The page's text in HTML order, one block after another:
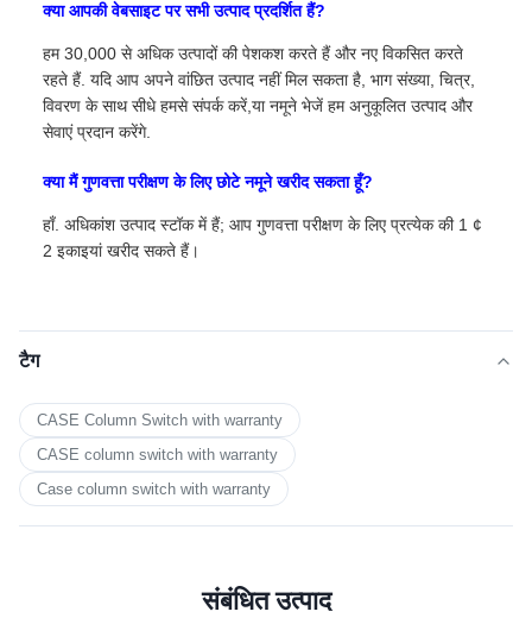
क्या आपकी वेबसाइट पर सभी उत्पाद प्रदर्शित हैं?
हम 30,000 से अधिक उत्पादों की पेशकश करते हैं और नए विकसित करते
रहते हैं. यदि आप अपने वांछित उत्पाद नहीं मिल सकता है, भाग संख्या, चित्र,
विवरण के साथ सीधे हमसे संपर्क करें,या नमूने भेजें हम अनुकूलित उत्पाद और
सेवाएं प्रदान करेंगे.
क्या मैं गुणवत्ता परीक्षण के लिए छोटे नमूने खरीद सकता हूँ?
हाँ. अधिकांश उत्पाद स्टॉक में हैं; आप गुणवत्ता परीक्षण के लिए प्रत्येक की 1 ¢
2 इकाइयां खरीद सकते हैं।
टैग
CASE Column Switch with warranty
CASE column switch with warranty
Case column switch with warranty
संबंधित उत्पाद